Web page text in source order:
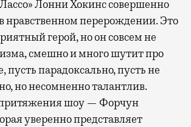
Лонни Хокинс совершенно
нравственном перерождении. Это
герой, но он совсем не
смешно и много шутит про
пусть парадоксально, пусть не
но несомненно талантлив.
шоу — Форчун
уверенно представляет